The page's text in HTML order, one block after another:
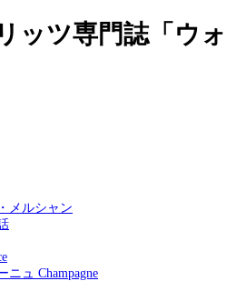
ッツ専門誌「ウォ
メルシャン
ニュ Champagne